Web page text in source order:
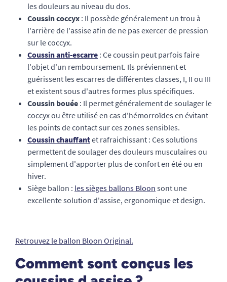
les douleurs au niveau du dos.
Coussin coccyx : Il possède généralement un trou à
l'arrière de l'assise afin de ne pas exercer de pression
sur le coccyx.
Coussin anti-escarre : Ce coussin peut parfois faire
l'objet d'un remboursement. Ils préviennent et
guérissent les escarres de différentes classes, I, II ou III
et existent sous d'autres formes plus spécifiques.
Coussin bouée : Il permet généralement de soulager le
coccyx ou être utilisé en cas d'hémorroïdes en évitant
les points de contact sur ces zones sensibles.
Coussin chauffantet rafraichissant : Ces solutions
permettent de soulager des douleurs musculaires ou
simplement d'apporter plus de confort en été ou en
hiver.
Siège ballon : les sièges ballons Bloon sont une
excellente solution d'assise, ergonomique et design.
Retrouvez le ballon Bloon Original.
Comment sont conçus les